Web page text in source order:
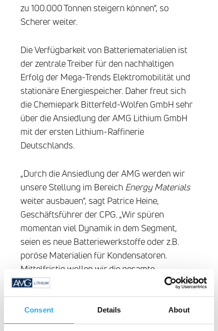
Consent Details About
zu 100.000 Tonnen steigern können“, so
Scherer weiter.
Die Verfügbarkeit von Batteriematerialien ist
der zentrale Treiber für den nachhaltigen
Erfolg der Mega-Trends Elektromobilität und
stationäre Energiespeicher. Daher freut sich
die Chemiepark Bitterfeld-Wolfen GmbH sehr
über die Ansiedlung der AMG Lithium GmbH
mit der ersten Lithium-Raffinerie
Deutschlands.
„Durch die Ansiedlung der AMG werden wir
unsere Stellung im Bereich Energy Materials
weiter ausbauen“, sagt Patrice Heine,
Geschäftsführer der CPG. „Wir spüren
momentan viel Dynamik in dem Segment,
seien es neue Batteriewerkstoffe oder z.B.
poröse Materialien für Kondensatoren.
Mittelfristig wollen wir die gesamte
Wertschöpfungskette für Batteriematerialien
an unseren Standort holen – und durch ein
echtes Recycling der Batterien diese in eine
nachhaltige Kreislaufwirtschaft überführen.“